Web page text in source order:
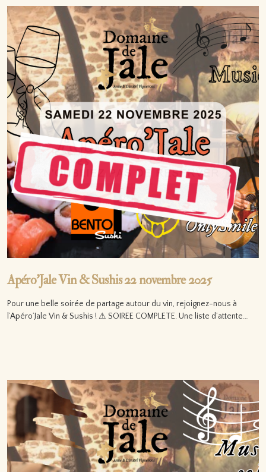
Apéro’Jale Vin & Sushis 22 novembre 2025
Pour une belle soirée de partage autour du vin, rejoignez-nous à
l’Apéro’Jale Vin & Sushis ! ⚠ SOIREE COMPLETE. Une liste d’attente…